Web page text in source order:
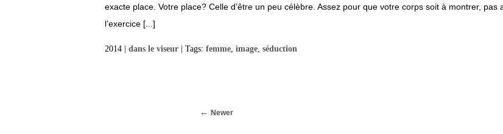
exacte place. Votre place? Celle d’être un peu célèbre. Assez pour que votre corps soit à montrer, pas
l’exercice [...]
2014 | dans le viseur | Tags: femme, image, séduction
Newer